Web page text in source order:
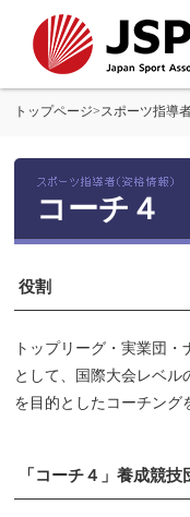
トップページ>スポーツ指導
コーチ４
役割
トップリーグ・実業団
として、国際大会レベ
を目的としたコーチング
「コーチ４」養成競技